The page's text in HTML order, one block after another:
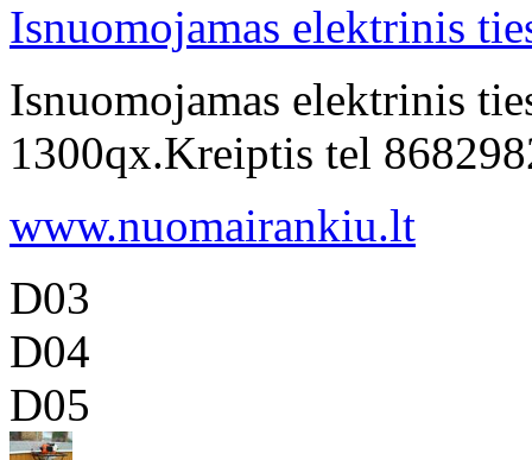
Isnuomojamas elektrinis
Isnuomojamas elektrinis
1300qx.Kreiptis tel
www.nuomairankiu.lt
D03
D04
D05